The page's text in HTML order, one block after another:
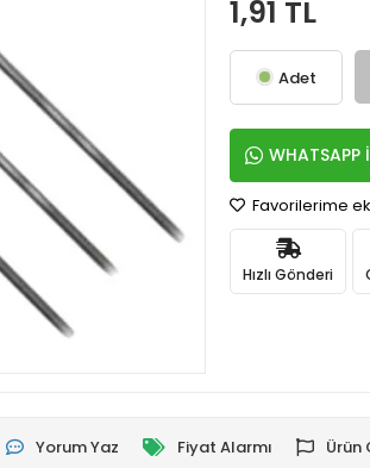
1,91 TL
Adet
WHATSAPP
Favorilerime
Hızlı Gönderi
Yorum Yaz Fiyat Alarmı Ürün